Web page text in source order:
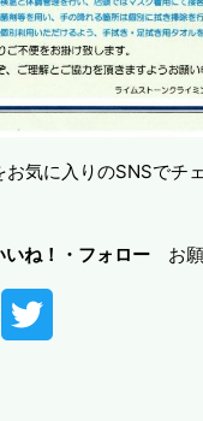
気に入りのSNSでチ
いね！・ フォロー お願